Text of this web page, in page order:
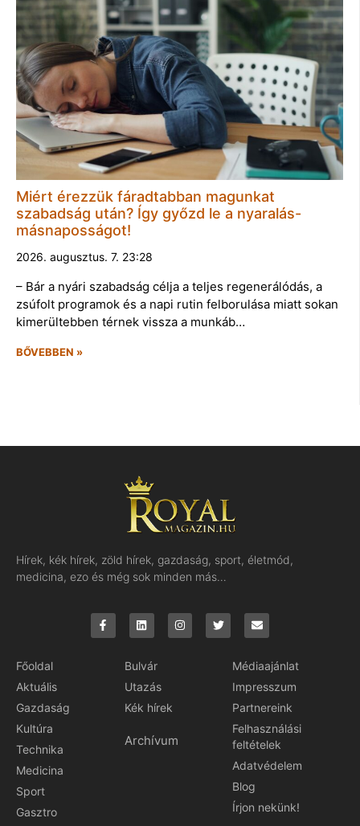
Miért érezzük fáradtabban magunkat
szabadság után? Így győzd le a nyaralás-
másnaposságot!
2026. augusztus. 7. 23:28
– Bár a nyári szabadság célja a teljes regenerálódás, a
zsúfolt programok és a napi rutin felborulása miatt sokan
kimerültebben térnek vissza a munkáb…
BŐVEBBEN »
Hírek, kék hírek, zöld hírek, gazdaság, sport, életmód,
medicina, ezo és még sok minden más…
Főoldal
Aktuális
Gazdaság
Kultúra
Technika
Medicina
Sport
Gasztro
Bulvár
Utazás
Kék hírek
Archívum
Médiaajánlat
Impresszum
Partnereink
Felhasználási
feltételek
Adatvédelem
Blog
Írjon nekünk!